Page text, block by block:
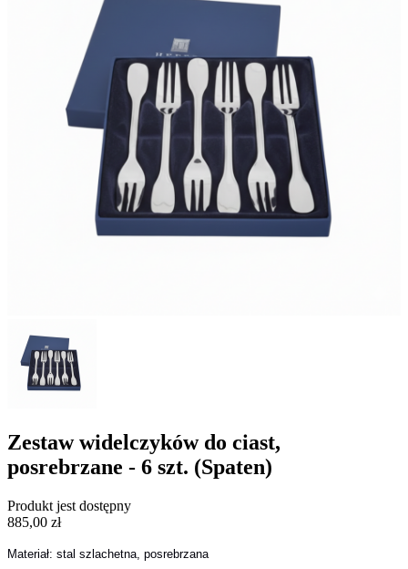
Zestaw widelczyków do ciast,
posrebrzane - 6 szt. (Spaten)
Produkt jest dostępny
885,00 zł
Materiał: stal szlachetna, posrebrzana